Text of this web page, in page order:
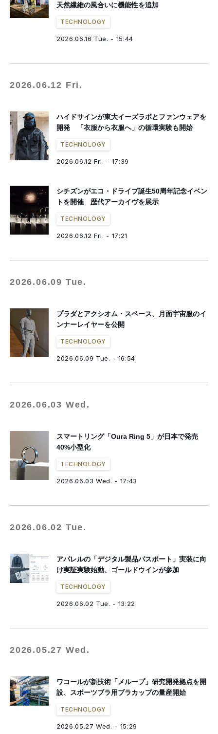
天然繊維の風合いに機能性を追加
TECHNOLOGY
2026.06.16 Tue. - 15:44
2026.06.12 Fri.
ハイドサインが東大イーズラボとファンウェアを
開発 「衣服から衣服へ」の循環実験も開始
TECHNOLOGY
2026.06.12 Fri. - 17:39
シチズンがエコ・ドライブ誕生50周年記念イベン
トを開催 歴代アーカイヴを展示
TECHNOLOGY
2026.06.12 Fri. - 17:21
2026.06.09 Tue.
プラダとアクシオム・スペース、月面宇宙服のイ
ンナーレイヤーを公開
TECHNOLOGY
2026.06.09 Tue. - 16:54
2026.06.03 Wed.
スマートリング「Oura Ring 5」が日本で発売
40%小型化
TECHNOLOGY
2026.06.03 Wed. - 17:43
2026.06.02 Tue.
アパレルの「デジタル製品パスポート」実装に向
け実証実験始動、ゴールドウインが参加
TECHNOLOGY
2026.06.02 Tue. - 13:22
2026.05.27 Wed.
ワコールが新技術「メループ」研究開発拠点を開
設、スポーツブラ用ブラカップの量産開始
TECHNOLOGY
2026.05.27 Wed. - 15:29